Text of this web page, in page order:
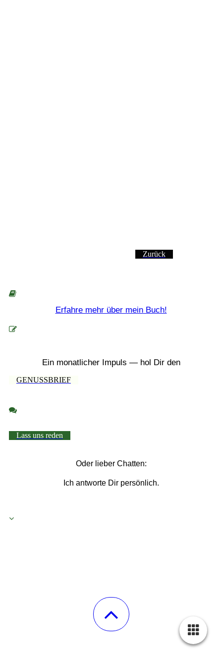
Zurück
Erfahre mehr über mein Buch!
Ein monatlicher Impuls — hol Dir den
GENUSSBRIEF
Lass uns reden
Oder lieber Chatten:
Ich antworte Dir persönlich.